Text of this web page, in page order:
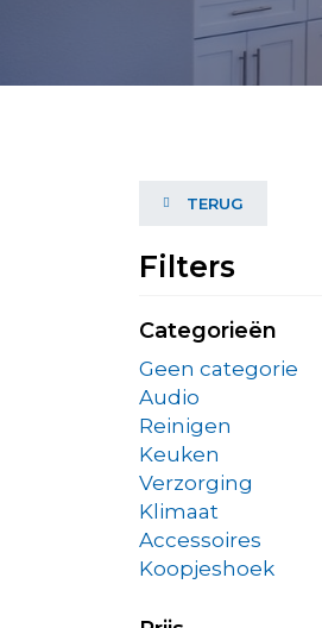
TERUG
Filters
Categorieën
Geen categorie
Audio
Reinigen
Keuken
Verzorging
Klimaat
Accessoires
Koopjeshoek